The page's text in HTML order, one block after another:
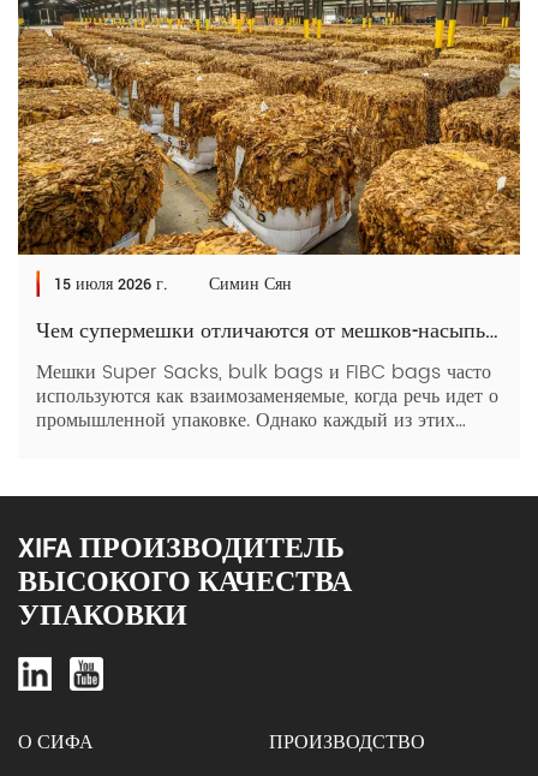
15 июля 2026 г. Симин Сян
Чем супермешки отличаются от мешков-насыпью, мешков FIBC и других
Мешки Super Sacks, bulk bags и FIBC bags часто
используются как взаимозаменяемые, когда речь идет о
промышленной упаковке. Однако каждый из этих
отраслевых стандартов. Понимание этих различных
упаковочного решения для нужд вашего бизнеса.
Читайте дальше, чтобы узнать больше. Но сначала, что
[…]
XIFA ПРОИЗВОДИТЕЛЬ
ВЫСОКОГО КАЧЕСТВА
УПАКОВКИ
О СИФА
ПРОИЗВОДСТВО